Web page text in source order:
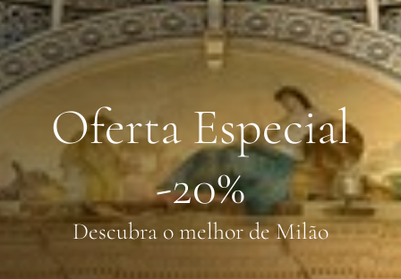
Oferta Especial
-20%
Descubra o melhor de Milão